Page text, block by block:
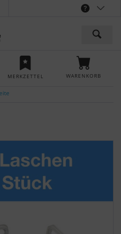
MERKZETTEL WARENKORB